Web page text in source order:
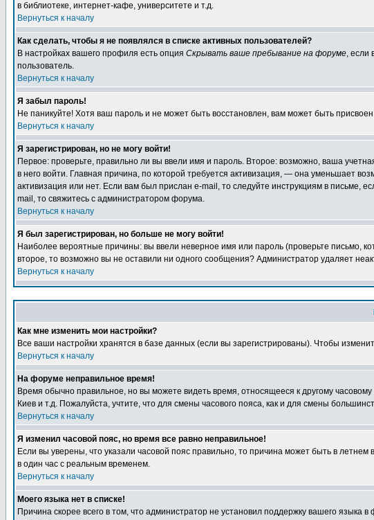
в библиотеке, интернет-кафе, университете и т.д.
Вернуться к началу
Как сделать, чтобы я не появлялся в списке активных пользователей?
В настройках вашего профиля есть опция Скрывать ваше пребывание на форуме, если
пользователь.
Вернуться к началу
Я забыл пароль!
Не паникуйте! Хотя ваш пароль и не может быть восстановлен, вам может быть
Вернуться к началу
Я зарегистрирован, но не могу войти!
Первое: проверьте, правильно ли вы ввели имя и пароль. Второе: возможно, ваша
в него войти. Главная причина, по которой требуется активизация, — она уменьшает
активизация или нет. Если вам был прислан e-mail, то следуйте инструкциям в письме,
mail, то свяжитесь с администратором форума.
Вернуться к началу
Я был зарегистрирован, но больше не могу войти!
Наиболее вероятные причины: вы ввели неверное имя или пароль (проверьте письмо,
второе, то возможно вы не оставили ни одного сообщения? Администратор удаляет
Вернуться к началу
Как мне изменить мои настройки?
Все ваши настройки хранятся в базе данных (если вы зарегистрированы). Чтобы
Вернуться к началу
На форуме неправильное время!
Время обычно правильное, но вы можете видеть время, относящееся к другому
Киев и т.д. Пожалуйста, учтите, что для смены часового пояса, как и для смены
Вернуться к началу
Я изменил часовой пояс, но время все равно неправильное!
Если вы уверены, что указали часовой пояс правильно, то причина может быть в
в один час с реальным временем.
Вернуться к началу
Моего языка нет в списке!
Причина скорее всего в том, что администратор не установил поддержку вашего